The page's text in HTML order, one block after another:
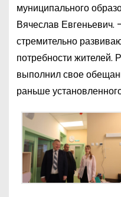
муниципального
Вячеслав Евгеньевич.
стремительно
потребности жителей.
выполнил свое
раньше